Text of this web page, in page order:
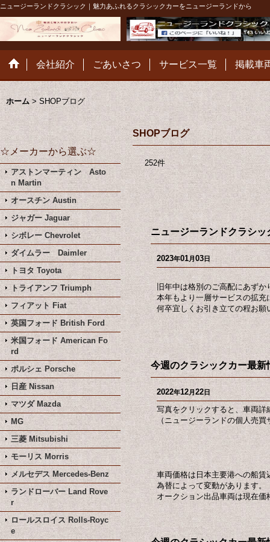
ニュージーランドクラシック｜魅力あふれるクラシックカーをニュージーランドから
会社紹介 ごあいさつ サービス一覧 掲載車
ホーム > SHOPブログ
☆メーカーから選ぶ☆
アストンマーティン Asto
n Martin
オースチン Austin
ジャガー Jaguar
シボレー Chevrolet
ダイムラー Daimler
トヨタ Toyota
トライアンフ Triumph
フィアット Fiat
英国フォード British Ford
米国フォード American Fo
rd
ポルシェ Porsche
日産 Nissan
マツダ Mazda
MG
三菱 Mitsubishi
モーリス Morris
メルセデス Mercedes-Benz
ランドローバー Land Rove
r
ロールスロイス Rolls-Royc
e
SHOPブログ
252件
ニュージーランドクラシ
2023年01月03日
旧年中は格別のご高配にあず
本年もより一層サービスの拡充
何卒宜しくお引き立ての程お願
今週のクラシックカー最
2022年12月22日
写真をクリックすると、車両詳
（ニュージーランドの個人売
車両価格は日本主要港への船賃
為替によって変動があります。
オークション出品車両は現在価